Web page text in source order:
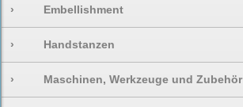
› Embellishment
› Handstanzen
› Maschinen, Werkzeuge und Zubehör